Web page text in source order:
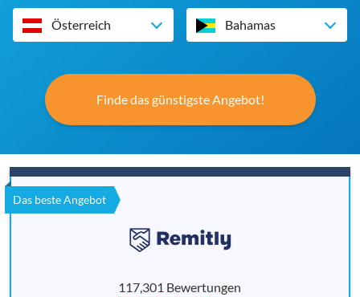
Österreich Bahamas
Finde das günstigste Angebot!
Das beste Angebot
117,301 Bewertungen